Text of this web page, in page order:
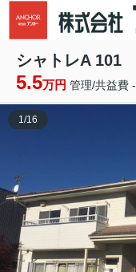
シャトレA 101
5.5万円 管理/共益費 -
1/16